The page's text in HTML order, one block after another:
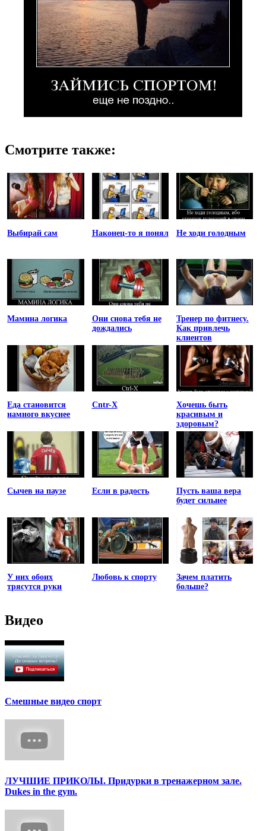
Смотрите также:
Выбирай сам Наконец-то я понял Не ходи голодным
Мамина логика
Они снова тебя не
дождались
Тренер по фитнесу.
Как привлечь
клиентов
Еда становится
намного вкуснее
Cntr-X
Хочешь быть
красивым и
здоровым?
Сычев на паузе Если в радость
Пусть ваша вера
будет сильнее
У них обоих
трясутся руки
Любовь к спорту
Зачем платить
больше?
Видео
Смешные видео спорт
ЛУЧШИЕ ПРИКОЛЫ. Придурки в тренажерном зале.
Dukes in the gym.